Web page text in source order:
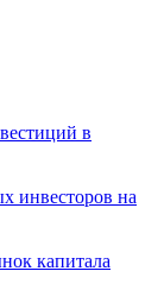
в
инвесторов на